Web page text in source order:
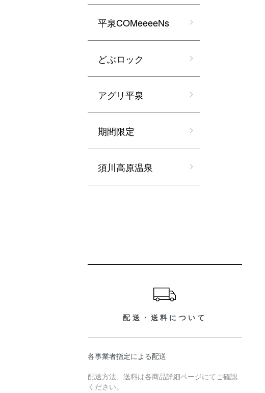
平泉COMeeeeNs
どぶロック
アグリ平泉
期間限定
須川高原温泉
配送・送料について
各事業者指定による配送
配送方法、送料は各商品詳細ページにてご確認
ください。